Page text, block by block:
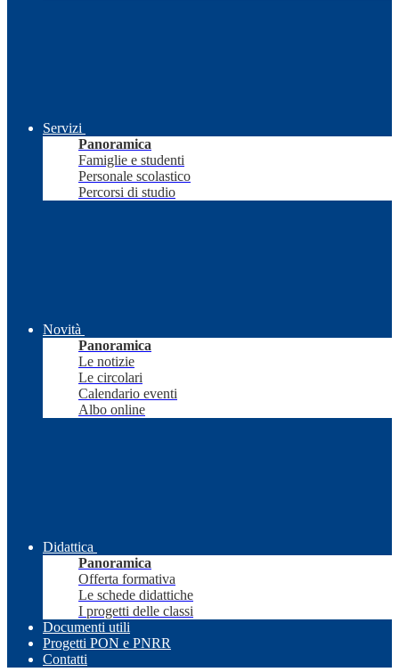
Servizi
Panoramica
Famiglie e studenti
Personale scolastico
Percorsi di studio
Novità
Panoramica
Le notizie
Le circolari
Calendario eventi
Albo online
Didattica
Panoramica
Offerta formativa
Le schede didattiche
I progetti delle classi
Documenti utili
Progetti PON e PNRR
Contatti